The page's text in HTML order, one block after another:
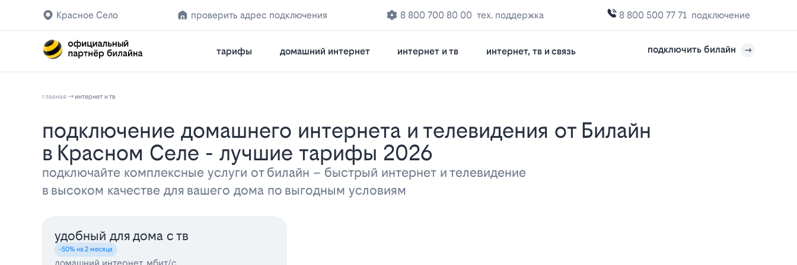
Красное Село проверить адрес подключения 8 800 700 80 00 тех. поддержка 8 800 500 77 71 подключение
тарифы домашний интернет интернет и тв интернет, тв и связь подключить билайн
главная интернет и тв
Подключение домашнего интернета и телевидения от Билайн
в Красном Селе - лучшие тарифы 2026
подключайте комплексные услуги от билайн – быстрый интернет и телевидение
в высоком качестве для вашего дома по выгодным условиям
удобный для дома с тв
-50% на 2 месяца